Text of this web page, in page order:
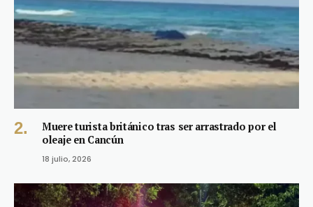
Muere turista británico tras ser arrastrado por el
oleaje en Cancún
18 julio, 2026